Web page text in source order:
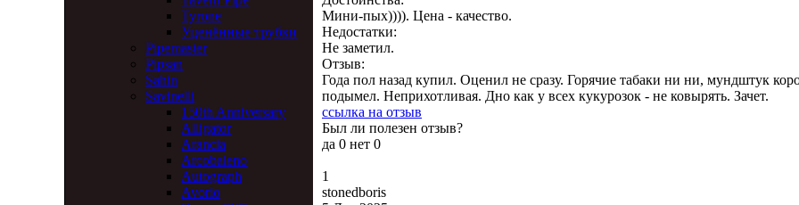
Tyrone
Уценённые трубки
Pipemaster
Pipsan
Sahin
Savinelli
150th Anniversary
Alligator
Arancia
Arcobaleno
Autograph
Avorio
Мини-пых)))). Цена - качество.
Недостатки:
Не заметил.
Отзыв:
Года пол назад купил. Оценил не сразу. Горячие табаки ни ни, мундштук
подымел. Неприхотливая. Дно как у всех кукурозок - не ковырять. Зачет.
ссылка на отзыв
Был ли полезен отзыв?
да 0 нет 0
1
stonedboris